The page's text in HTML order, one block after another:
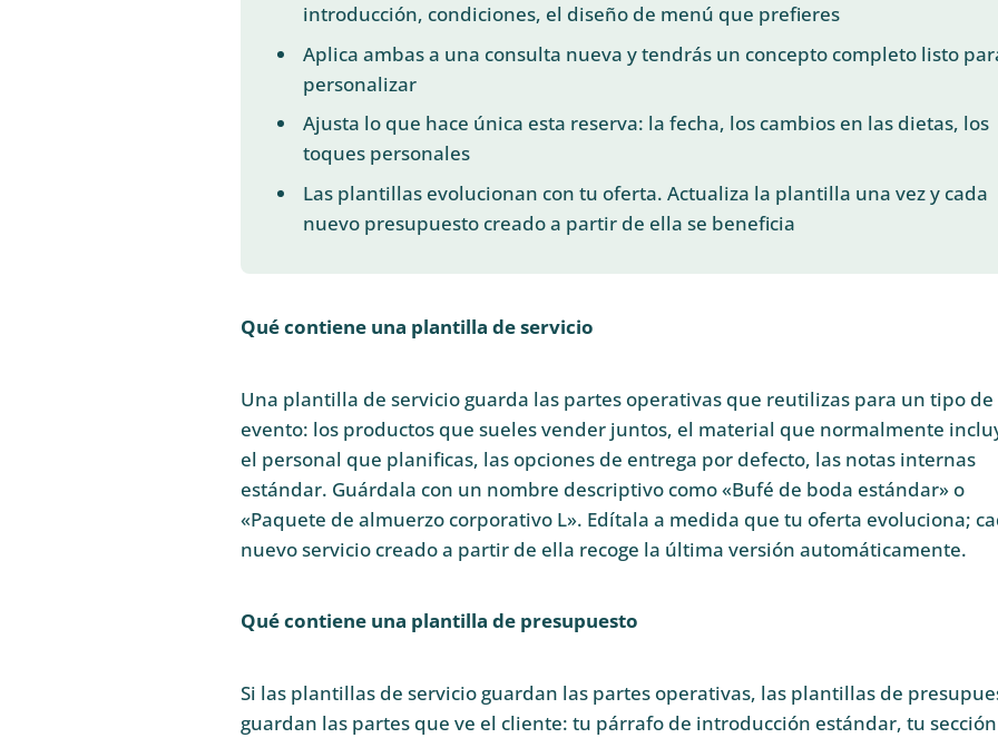
introducción, condiciones, el diseño de menú que prefieres
Aplica ambas a una consulta nueva y tendrás un concepto completo listo
personalizar
Ajusta lo que hace única esta reserva: la fecha, los cambios en las dietas, los
toques personales
Las plantillas evolucionan con tu oferta. Actualiza la plantilla una vez y cada
nuevo presupuesto creado a partir de ella se beneficia
Qué contiene una plantilla de servicio
Una plantilla de servicio guarda las partes operativas que reutilizas para un tipo de
evento: los productos que sueles vender juntos, el material que normalmente
el personal que planificas, las opciones de entrega por defecto, las notas internas
estándar. Guárdala con un nombre descriptivo como «Bufé de boda estándar» o
«Paquete de almuerzo corporativo L». Edítala a medida que tu oferta evoluciona;
nuevo servicio creado a partir de ella recoge la última versión automáticamente.
Qué contiene una plantilla de presupuesto
Si las plantillas de servicio guardan las partes operativas, las plantillas de
guardan las partes que ve el cliente: tu párrafo de introducción estándar, tu